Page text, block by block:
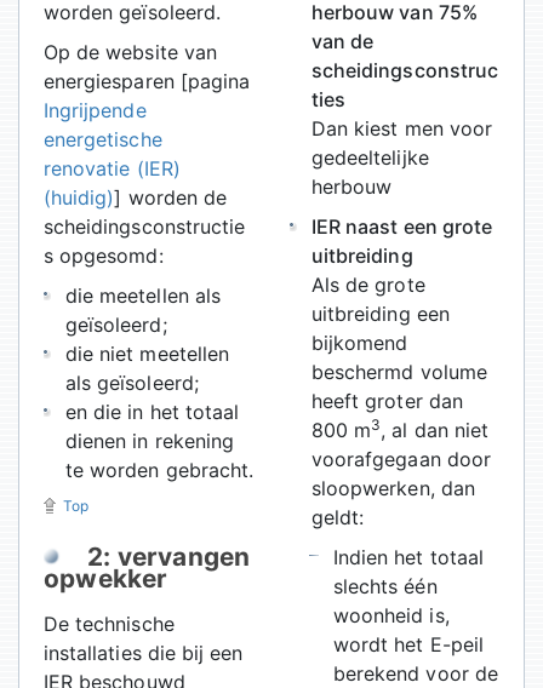
worden geïsoleerd.
Op de website van
energiesparen [pagina
Ingrijpende
energetische
renovatie (IER)
(huidig)] worden de
scheidingsconstructie
s opgesomd:
die meetellen als
geïsoleerd;
die niet meetellen
als geïsoleerd;
en die in het totaal
dienen in rekening
te worden gebracht.
Top
2: vervangen
opwekker
De technische
installaties die bij een
IER beschouwd
herbouw van 75%
van de
scheidingsconstruc
ties
Dan kiest men voor
gedeeltelijke
herbouw
IER naast een grote
uitbreiding
Als de grote
uitbreiding een
bijkomend
beschermd volume
heeft groter dan
800 m3, al dan niet
voorafgegaan door
sloopwerken, dan
geldt:
Indien het totaal
slechts één
woonheid is,
wordt het E-peil
berekend voor de